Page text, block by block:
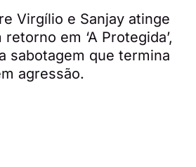
Virgílio e Sanjay atinge
em ‘A Protegida’,
sabotagem que termina
agressão.